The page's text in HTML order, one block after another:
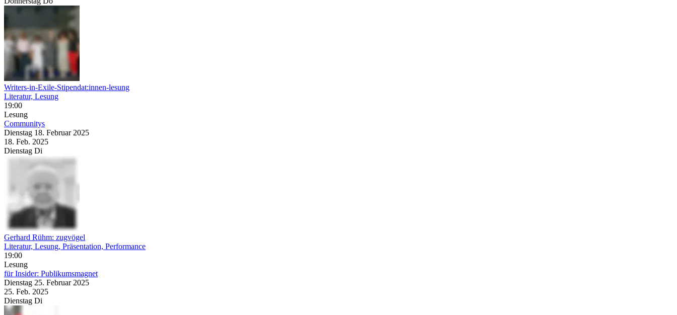
Writers-in-Exile-Stipendat:innen-lesung
Literatur, Lesung
19:00
Lesung
Communitys
Dienstag 18. Februar 2025
18. Feb. 2025
Dienstag Di
Gerhard Rühm: zugvögel
Literatur, Lesung, Präsentation, Performance
19:00
Lesung
für Insider: Publikumsmagnet
Dienstag 25. Februar 2025
25. Feb. 2025
Dienstag Di